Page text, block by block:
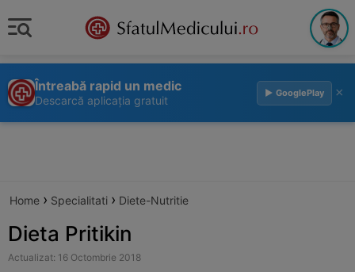
Întreabă rapid un medic
Descarcă aplicația gratuit
▶ GooglePlay ×
Home › Specialitati › Diete-Nutritie
Dieta Pritikin
Actualizat: 16 Octombrie 2018